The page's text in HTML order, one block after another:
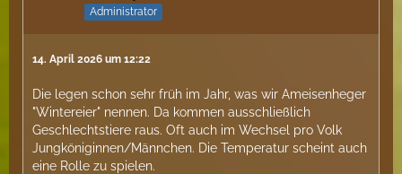
Administrator
14. April 2026 um 12:22
Die legen schon sehr früh im Jahr, was wir Ameisenheger
"Wintereier" nennen. Da kommen ausschließlich
Geschlechtstiere raus. Oft auch im Wechsel pro Volk
Jungköniginnen/Männchen. Die Temperatur scheint auch
eine Rolle zu spielen.